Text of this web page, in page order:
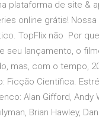
plataforma de site &
online grátis!
TopFlix não Por
seu lançamento, o
mas, com o tempo,
Ficção Científica.
Alan Gifford, Andy
Brian Hawley,